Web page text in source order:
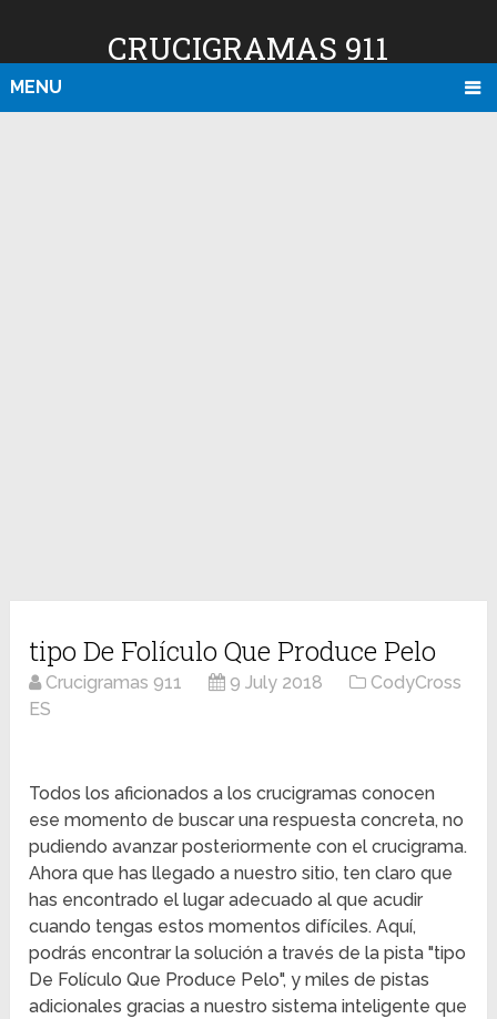
CRUCIGRAMAS 911
MENU
tipo De Folículo Que Produce Pelo
Crucigramas 911 9 July 2018
CodyCross
ES
Todos los aficionados a los crucigramas conocen
ese momento de buscar una respuesta concreta, no
pudiendo avanzar posteriormente con el crucigrama.
Ahora que has llegado a nuestro sitio, ten claro que
has encontrado el lugar adecuado al que acudir
cuando tengas estos momentos difíciles. Aquí,
podrás encontrar la solución a través de la pista "tipo
De Folículo Que Produce Pelo", y miles de pistas
adicionales gracias a nuestro sistema inteligente que